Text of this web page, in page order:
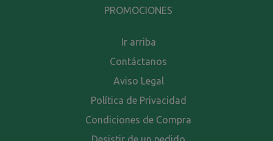
PROMOCIONES
Ir arriba
Contáctanos
Aviso Legal
Política de Privacidad
Condiciones de Compra